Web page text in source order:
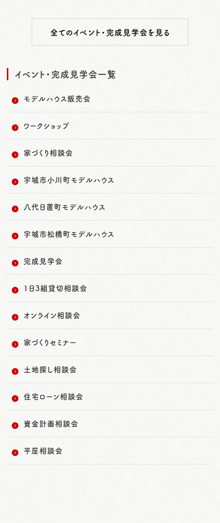
全てのイベント・完成見学会を見る
イベント・完成見学会一覧
モデルハウス販売会
ワークショップ
家づくり相談会
宇城市小川町モデルハウス
八代日置町モデルハウス
宇城市松橋町モデルハウス
完成見学会
1日3組貸切相談会
オンライン相談会
家づくりセミナー
土地探し相談会
住宅ローン相談会
資金計画相談会
平屋相談会